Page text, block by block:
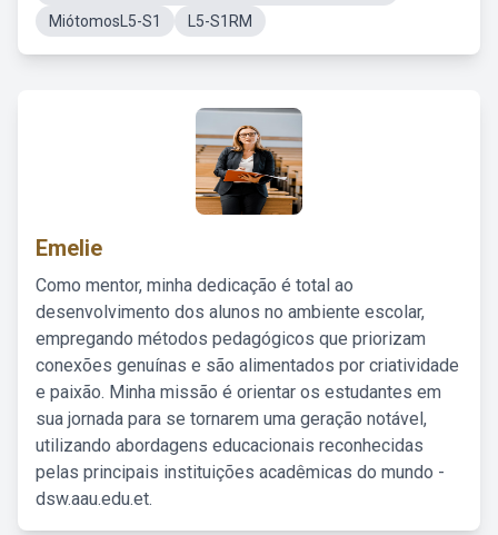
MiótomosL5-S1
L5-S1RM
Emelie
Como mentor, minha dedicação é total ao
desenvolvimento dos alunos no ambiente escolar,
empregando métodos pedagógicos que priorizam
conexões genuínas e são alimentados por criatividade
e paixão. Minha missão é orientar os estudantes em
sua jornada para se tornarem uma geração notável,
utilizando abordagens educacionais reconhecidas
pelas principais instituições acadêmicas do mundo -
dsw.aau.edu.et.